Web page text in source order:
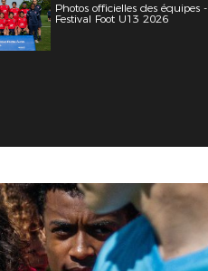
Photos officielles des équipes -
Festival Foot U13 2026